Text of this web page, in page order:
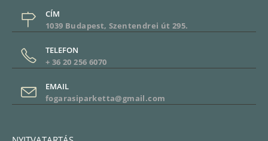
CÍM
1039 Budapest, Szentendrei út 295.
TELEFON
+ 36 20 256 6070
EMAIL
fogarasiparketta@gmail.com